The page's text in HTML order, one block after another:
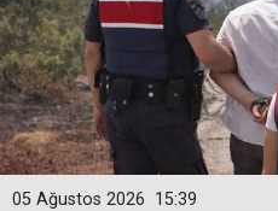
15:39
05 Ağustos 2026